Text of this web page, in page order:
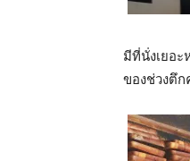
มีที่นั่งเยอะ
ของช่วงตึก